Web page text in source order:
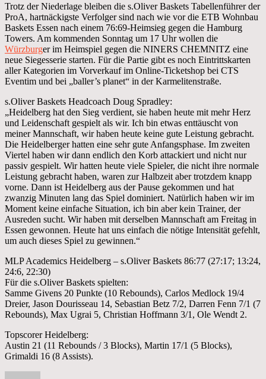
Trotz der Niederlage bleiben die s.Oliver Baskets Tabellenführer der
ProA, hartnäckigste Verfolger sind nach wie vor die ETB Wohnbau
Baskets Essen nach einem 76:69-Heimsieg gegen die Hamburg
Towers. Am kommenden Sonntag um 17 Uhr wollen die
Würzburger im Heimspiel gegen die NINERS CHEMNITZ eine
neue Siegesserie starten. Für die Partie gibt es noch Eintrittskarten
aller Kategorien im Vorverkauf im Online-Ticketshop bei CTS
Eventim und bei „baller’s planet“ in der Karmelitenstraße.
s.Oliver Baskets Headcoach Doug Spradley:
„Heidelberg hat den Sieg verdient, sie haben heute mit mehr Herz
und Leidenschaft gespielt als wir. Ich bin etwas enttäuscht von
meiner Mannschaft, wir haben heute keine gute Leistung gebracht.
Die Heidelberger hatten eine sehr gute Anfangsphase. Im zweiten
Viertel haben wir dann endlich den Korb attackiert und nicht nur
passiv gespielt. Wir hatten heute viele Spieler, die nicht ihre normale
Leistung gebracht haben, waren zur Halbzeit aber trotzdem knapp
vorne. Dann ist Heidelberg aus der Pause gekommen und hat
zwanzig Minuten lang das Spiel dominiert. Natürlich haben wir im
Moment keine einfache Situation, ich bin aber kein Trainer, der
Ausreden sucht. Wir haben mit derselben Mannschaft am Freitag in
Essen gewonnen. Heute hat uns einfach die nötige Intensität gefehlt,
um auch dieses Spiel zu gewinnen.“
MLP Academics Heidelberg – s.Oliver Baskets 86:77 (27:17; 13:24,
24:6, 22:30)
Für die s.Oliver Baskets spielten:
Samme Givens 20 Punkte (10 Rebounds), Carlos Medlock 19/4
Dreier, Jason Dourisseau 14, Sebastian Betz 7/2, Darren Fenn 7/1 (7
Rebounds), Max Ugrai 5, Christian Hoffmann 3/1, Ole Wendt 2.
Topscorer Heidelberg:
Austin 21 (11 Rebounds / 3 Blocks), Martin 17/1 (5 Blocks),
Grimaldi 16 (8 Assists).